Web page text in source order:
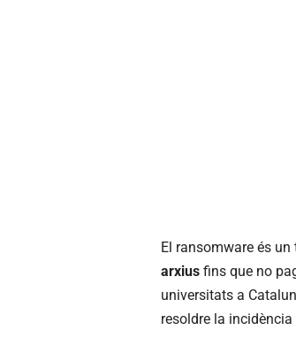
El ransomware és
arxius fins que no
universitats a
resoldre la